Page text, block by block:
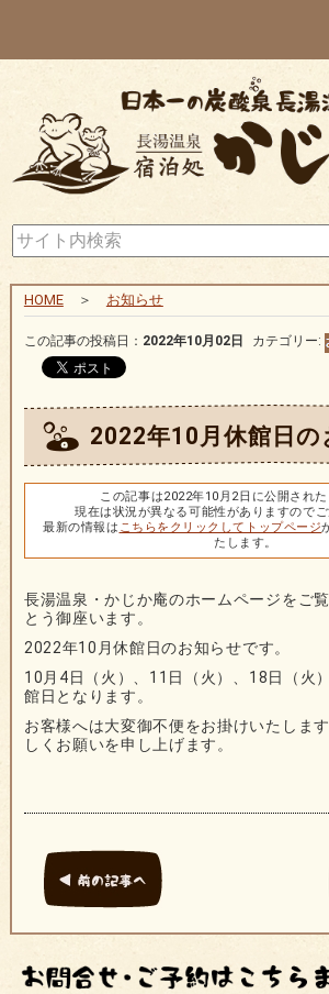
HOME＞ お知らせ
この記事の投稿日： 2022年10月02日 カテゴリー:
2022年10月休館日の
この記事は2022年10月2日に公開された
現在は状況が異なる可能性がありますのでご
最新の情報は こちらをクリックしてトップページ
たします。
長湯温泉・かじか庵のホームページをご
とう御座います。
2022年10月休館日のお知らせです。
10月4日（火）、11日（火）、18日（火
館日となります。
お客様へは大変御不便をお掛けいたしま
しくお願いを申し上げます。